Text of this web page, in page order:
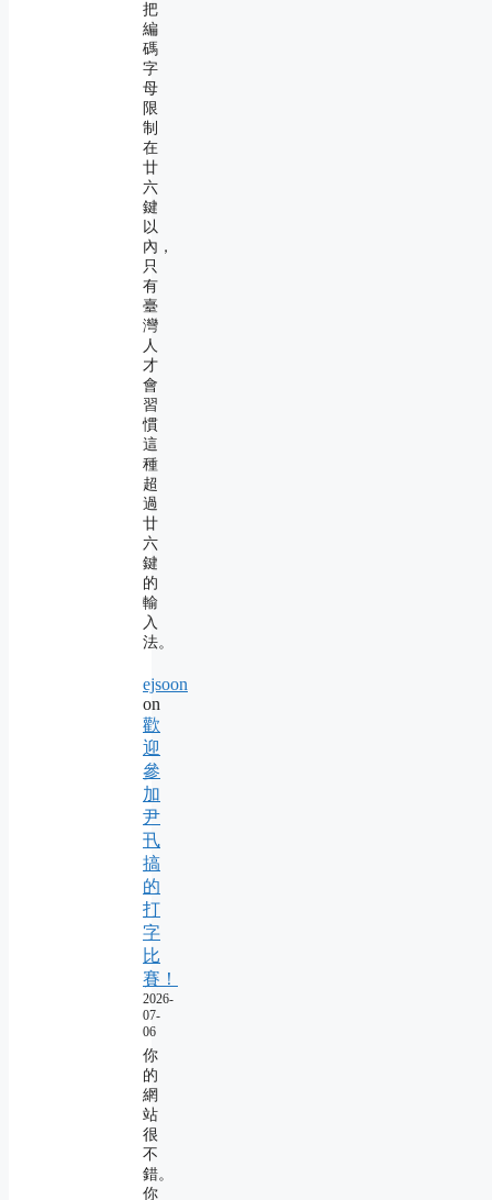
把
編
碼
字
母
限
制
在
廿
六
鍵
以
內，
只
有
臺
灣
人
才
會
習
慣
這
種
超
過
廿
六
鍵
的
輸
入
法。
ejsoon
on
歡
迎
參
加
尹
卂
搞
的
打
字
比
賽！
2026-
07-
06
你
的
網
站
很
不
錯。
你